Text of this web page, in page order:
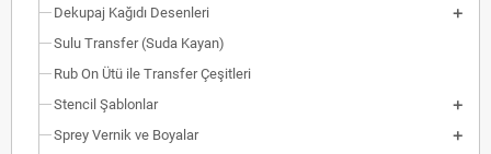
Dekupaj Kağıdı Desenleri
Sulu Transfer (Suda Kayan)
Rub On Ütü ile Transfer Çeşitleri
Stencil Şablonlar
Sprey Vernik ve Boyalar